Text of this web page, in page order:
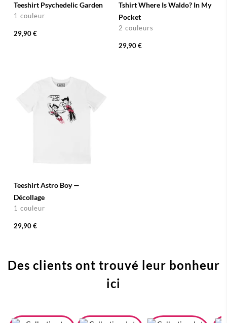
Teeshirt Psychedelic Garden
1 couleur
29,90 €
Tshirt Where Is Waldo? In My
Pocket
2 couleurs
29,90 €
Teeshirt Astro Boy —
Décollage
1 couleur
29,90 €
Des clients ont trouvé leur bonheur
ici